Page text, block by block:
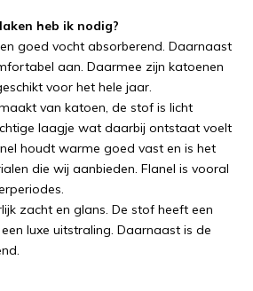
heb ik nodig?
goed vocht absorberend. Daarnaast
aan. Daarmee zijn katoenen
voor het hele jaar.
van katoen, de stof is licht
laagje wat daarbij ontstaat voelt
houdt warme goed vast en is het
die wij aanbieden. Flanel is vooral
zacht en glans. De stof heeft een
luxe uitstraling. Daarnaast is de